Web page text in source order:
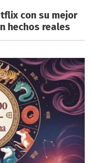
con su mejor
hechos reales